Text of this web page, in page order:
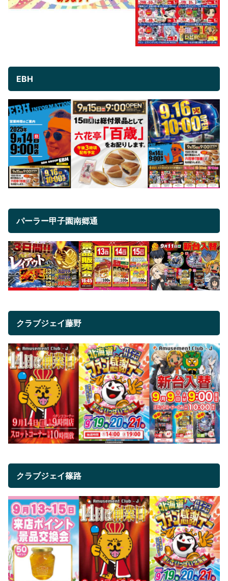
EBH
パーラー甲子園南郷通
クラブジェイ藤野
クラブジェイ篠路